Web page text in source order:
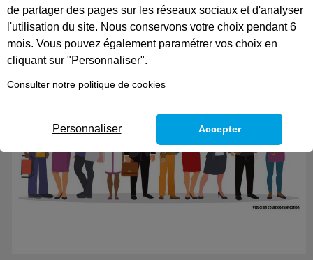
CODES
de partager des pages sur les réseaux sociaux et d'analyser
l'utilisation du site. Nous conservons votre choix pendant 6
mois. Vous pouvez également paramétrer vos choix en
cliquant sur "Personnaliser".
Consulter notre politique de cookies
Personnaliser Accepter